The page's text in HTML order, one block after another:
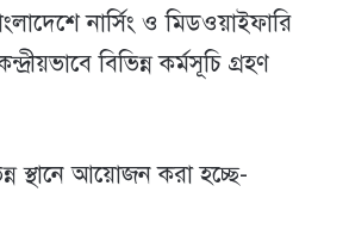
নার্সিং ও মিডওয়াইফারি
বিভিন্ন কর্মসূচি গ্রহণ
স্থানে আয়োজন করা হচ্ছে-